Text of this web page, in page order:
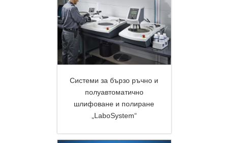
Системи за бързо ръчно и
полуавтоматично
шлифоване и полиране
„LaboSystem“